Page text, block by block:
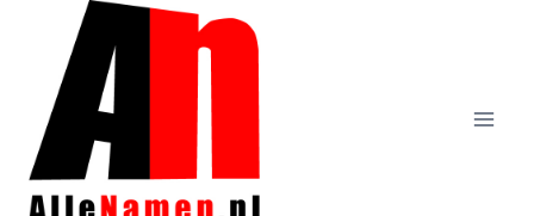
Doorgaan
inhoud